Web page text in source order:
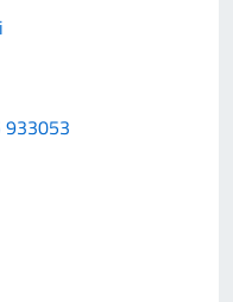
933053